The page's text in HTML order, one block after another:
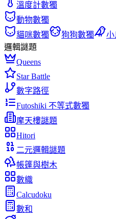
溫度計數獨
動物數獨
貓咪數獨
狗狗數獨
小
邏輯謎題
Queens
Star Battle
數字路徑
Futoshiki 不等式數獨
摩天樓謎題
Hitori
二元邏輯謎題
帳篷與樹木
數織
Calcudoku
數和